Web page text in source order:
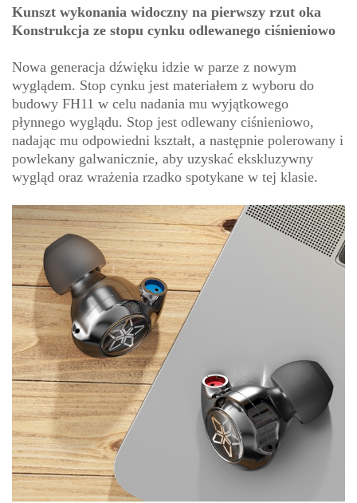
Kunszt wykonania widoczny na pierwszy rzut oka
Konstrukcja ze stopu cynku odlewanego ciśnieniowo
Nowa generacja dźwięku idzie w parze z nowym
wyglądem. Stop cynku jest materiałem z wyboru do
budowy FH11 w celu nadania mu wyjątkowego
płynnego wyglądu. Stop jest odlewany ciśnieniowo,
nadając mu odpowiedni kształt, a następnie polerowany i
powlekany galwanicznie, aby uzyskać ekskluzywny
wygląd oraz wrażenia rzadko spotykane w tej klasie.